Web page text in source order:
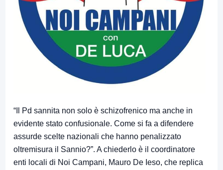
“Il Pd sannita non solo è schizofrenico ma anche in
evidente stato confusionale. Come si fa a difendere
assurde scelte nazionali che hanno penalizzato
oltremisura il Sannio?”. A chiederlo è il coordinatore
enti locali di Noi Campani, Mauro De Ieso, che replica